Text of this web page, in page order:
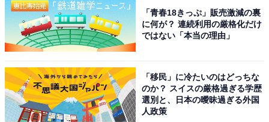
外国人がよく行く「ファミリーレストラン」ラ
ンキング！ 「ガスト」を抑えた1位は？
「青春18きっぷ」販売激減の裏
に何が？ 連続利用の厳格化だけ
ではない「本当の理由」
「移民」に冷たいのはどっちな
のか？ スイスの厳格過ぎる学歴
選別と、日本の曖昧過ぎる外国
人政策